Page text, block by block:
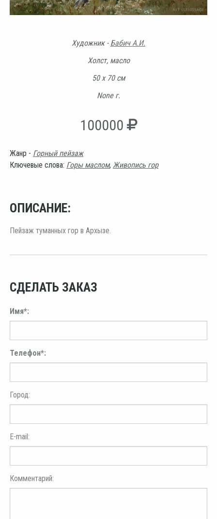
Художник - Бабич А.И.
Холст, масло
50 х 70 см
None г.
100000
Жанр - Горный пейзаж
Ключевые слова: Горы маслом, Живопись гор
ОПИСАНИЕ:
Пейзаж туманных гор в Архызе.
СДЕЛАТЬ ЗАКАЗ
Имя*:
Телефон*:
Город:
E-mail:
Комментарий: